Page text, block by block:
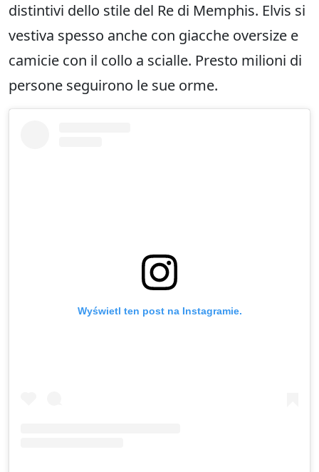
distintivi dello stile del Re di Memphis. Elvis si
vestiva spesso anche con giacche oversize e
camicie con il collo a scialle. Presto milioni di
persone seguirono le sue orme.
Wyświetl ten post na Instagramie.